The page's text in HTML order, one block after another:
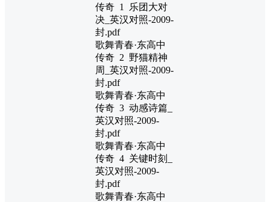
传奇 1 乐团大对
决_英汉对照-2009-
封.pdf
歌舞青春·东高中
传奇 2 野猫精神
周_英汉对照-2009-
封.pdf
歌舞青春·东高中
传奇 3 动感诗篇_
英汉对照-2009-
封.pdf
歌舞青春·东高中
传奇 4 关键时刻_
英汉对照-2009-
封.pdf
歌舞青春·东高中